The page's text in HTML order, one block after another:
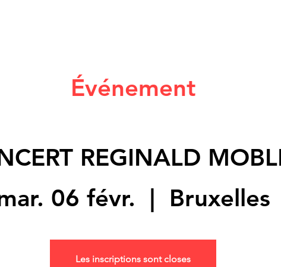
Événement
REGINALD
06 févr.
  |
Bruxelles
Les inscriptions sont closes